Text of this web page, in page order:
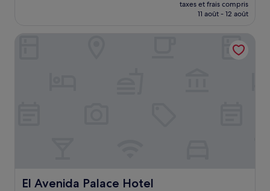
prix
de
422 €
taxes et frais compris
11 août - 12 août
El Avenida Palace Hotel
El Avenida Palace Hotel